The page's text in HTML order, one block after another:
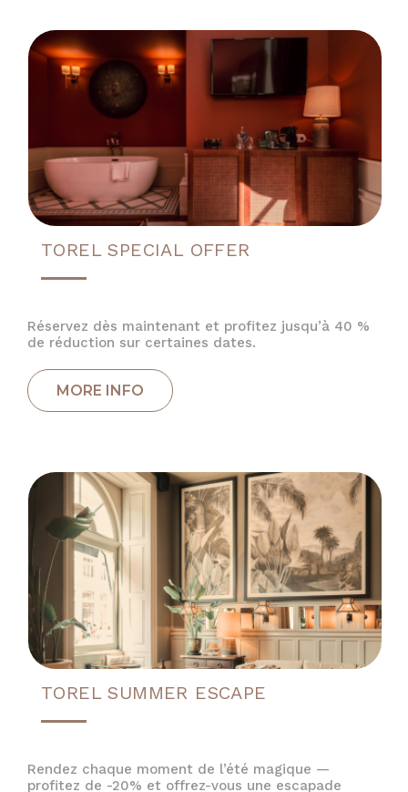
TOREL SPECIAL OFFER
Réservez dès maintenant et profitez jusqu’à 40 %
de réduction sur certaines dates.
TOREL SUMMER ESCAPE
Rendez chaque moment de l’été magique —
profitez de -20% et offrez-vous une escapade